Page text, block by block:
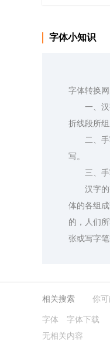
字体小知识
字体转换
一、汉字
折线段所
二、手写
写。
三、手写
汉字的整
体的各组
的，人们
张或写字
相关搜索 你
字体
字体下载
无相关内容
北半川像素潮玩体
微软雅黑字体转换
我的字体转换器